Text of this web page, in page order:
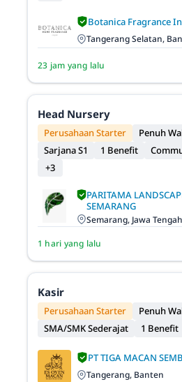
Botanica Fragrance
Tangerang Selatan,
23 jam yang lalu
Head Nursery
Perusahaan Starter
Penuh
Sarjana S1
1 Benefit
+3
PARITAMA
SEMARANG
Semarang, Jawa Tengah
1 hari yang lalu
Kasir
Perusahaan Starter
Penuh
SMA/SMK Sederajat
1 Benefit
PT TIGA MACAN
Tangerang, Banten